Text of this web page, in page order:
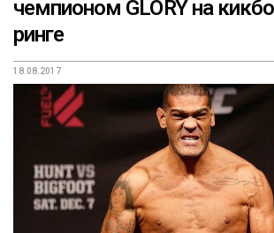
чемпионом GLORY на
ринге
18.08.2017